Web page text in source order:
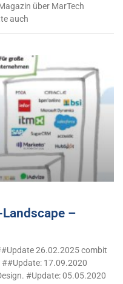
über MarTech
auch
–
26.02.2025 combit
##Update: 17.09.2020
#Update: 05.05.2020